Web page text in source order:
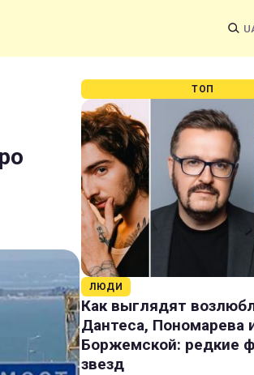
ТОП
ЛЮДИ
Как выглядят
Дантеса, Пономарева
Боржемской: редкие
звезд